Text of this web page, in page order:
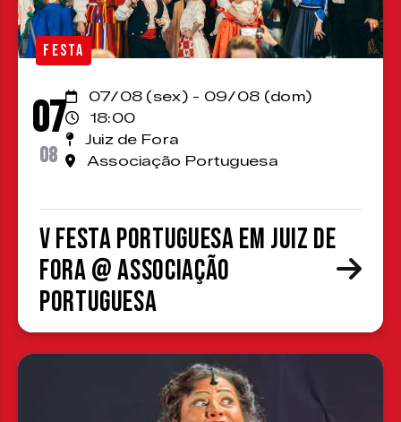
FESTA
07
08
07/08 (sex) - 09/08 (dom)
18:00
Juiz de Fora
Associação Portuguesa
V Festa Portuguesa em Juiz de
Fora @ Associação
Portuguesa